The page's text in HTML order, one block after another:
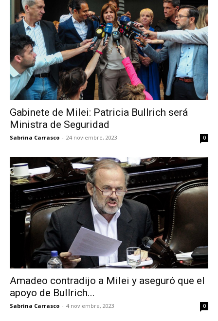
Gabinete de Milei: Patricia Bullrich será
Ministra de Seguridad
Sabrina Carrasco - 24 noviembre, 2023 0
Amadeo contradijo a Milei y aseguró que el
apoyo de Bullrich...
Sabrina Carrasco - 4 noviembre, 2023 0